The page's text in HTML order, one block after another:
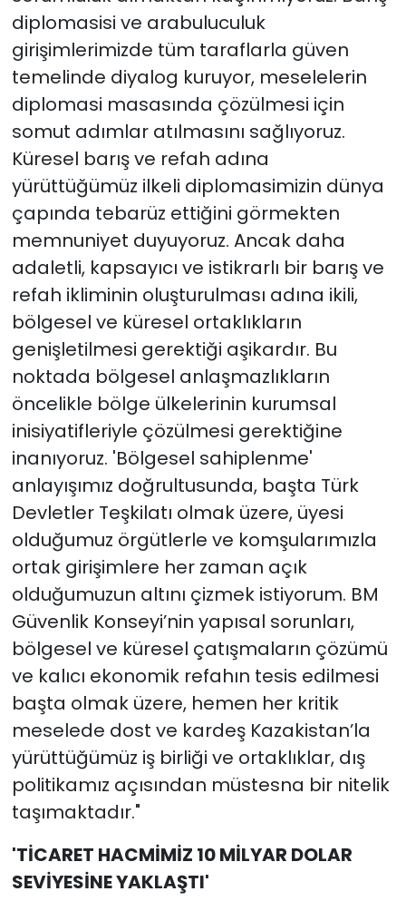
diplomasisi ve arabuluculuk
girişimlerimizde tüm taraflarla güven
temelinde diyalog kuruyor, meselelerin
diplomasi masasında çözülmesi için
somut adımlar atılmasını sağlıyoruz.
Küresel barış ve refah adına
yürüttüğümüz ilkeli diplomasimizin dünya
çapında tebarüz ettiğini görmekten
memnuniyet duyuyoruz. Ancak daha
adaletli, kapsayıcı ve istikrarlı bir barış ve
refah ikliminin oluşturulması adına ikili,
bölgesel ve küresel ortaklıkların
genişletilmesi gerektiği aşikardır. Bu
noktada bölgesel anlaşmazlıkların
öncelikle bölge ülkelerinin kurumsal
inisiyatifleriyle çözülmesi gerektiğine
inanıyoruz. 'Bölgesel sahiplenme'
anlayışımız doğrultusunda, başta Türk
Devletler Teşkilatı olmak üzere, üyesi
olduğumuz örgütlerle ve komşularımızla
ortak girişimlere her zaman açık
olduğumuzun altını çizmek istiyorum. BM
Güvenlik Konseyi’nin yapısal sorunları,
bölgesel ve küresel çatışmaların çözümü
ve kalıcı ekonomik refahın tesis edilmesi
başta olmak üzere, hemen her kritik
meselede dost ve kardeş Kazakistan’la
yürüttüğümüz iş birliği ve ortaklıklar, dış
politikamız açısından müstesna bir nitelik
taşımaktadır."
'TİCARET HACMİMİZ 10 MİLYAR DOLAR
SEVİYESİNE YAKLAŞTI'